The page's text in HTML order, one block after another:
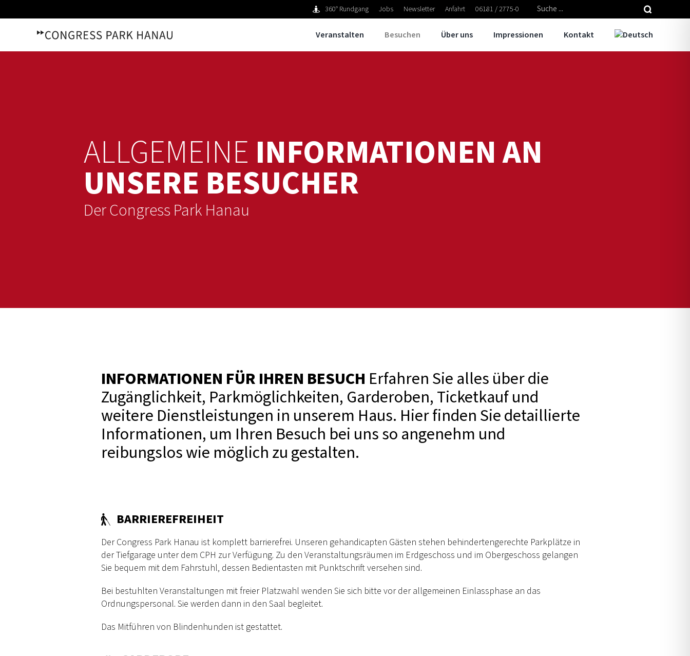
Inhalt
360° Rundgang Jobs Newsletter Anfahrt 06181 / 2775-0
Suche
nach:
Veranstalten Besuchen Über uns Impressionen Kontakt
ALLGEMEINE INFORMATIONEN AN
UNSERE BESUCHER
Der Congress Park Hanau
INFORMATIONEN FÜR IHREN BESUCH Erfahren Sie alles über die
Zugänglichkeit, Parkmöglichkeiten, Garderoben, Ticketkauf und
weitere Dienstleistungen in unserem Haus. Hier finden Sie detaillierte
Informationen, um Ihren Besuch bei uns so angenehm und
reibungslos wie möglich zu gestalten.
BARRIEREFREIHEIT
Der Congress Park Hanau ist komplett barrierefrei. Unseren gehandicapten Gästen stehen behindertengerechte Parkplätze in
der Tiefgarage unter dem CPH zur Verfügung. Zu den Veranstaltungsräumen im Erdgeschoss und im Obergeschoss gelangen
Sie bequem mit dem Fahrstuhl, dessen Bedientasten mit Punktschrift versehen sind.
Bei bestuhlten Veranstaltungen mit freier Platzwahl wenden Sie sich bitte vor der allgemeinen Einlassphase an das
Ordnungspersonal. Sie werden dann in den Saal begleitet.
Das Mitführen von Blindenhunden ist gestattet.